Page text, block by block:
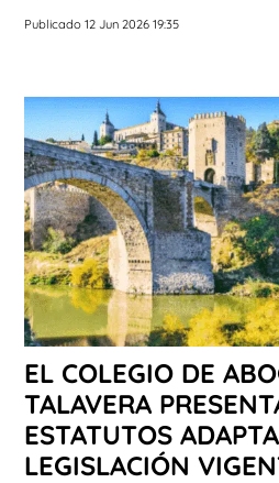
Publicado 12 Jun 2026 19:35
EL COLEGIO DE
TALAVERA
ESTATUTOS
LEGISLACIÓN